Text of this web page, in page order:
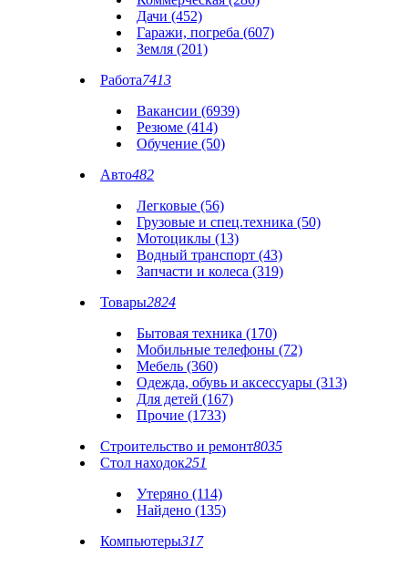
Дачи (452)
Гаражи, погреба (607)
Земля (201)
Работа7413
Вакансии (6939)
Резюме (414)
Обучение (50)
Авто482
Легковые (56)
Грузовые и спец.техника (50)
Мотоциклы (13)
Водный транспорт (43)
Запчасти и колеса (319)
Товары2824
Бытовая техника (170)
Мобильные телефоны (72)
Мебель (360)
Одежда, обувь и аксессуары (313)
Для детей (167)
Прочие (1733)
Строительство и ремонт8035
Стол находок251
Утеряно (114)
Найдено (135)
Компьютеры317